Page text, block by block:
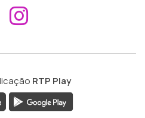
Aceder ao
RTP Play